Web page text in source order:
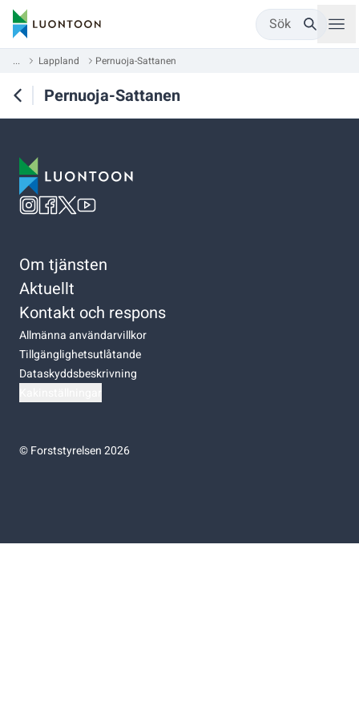
Sök
... Lappland Pernuoja-Sattanen
Pernuoja-Sattanen
Om tjänsten
Aktuellt
Kontakt och respons
Allmänna användarvillkor
Tillgänglighetsutlåtande
Dataskyddsbeskrivning
©Forststyrelsen 2026